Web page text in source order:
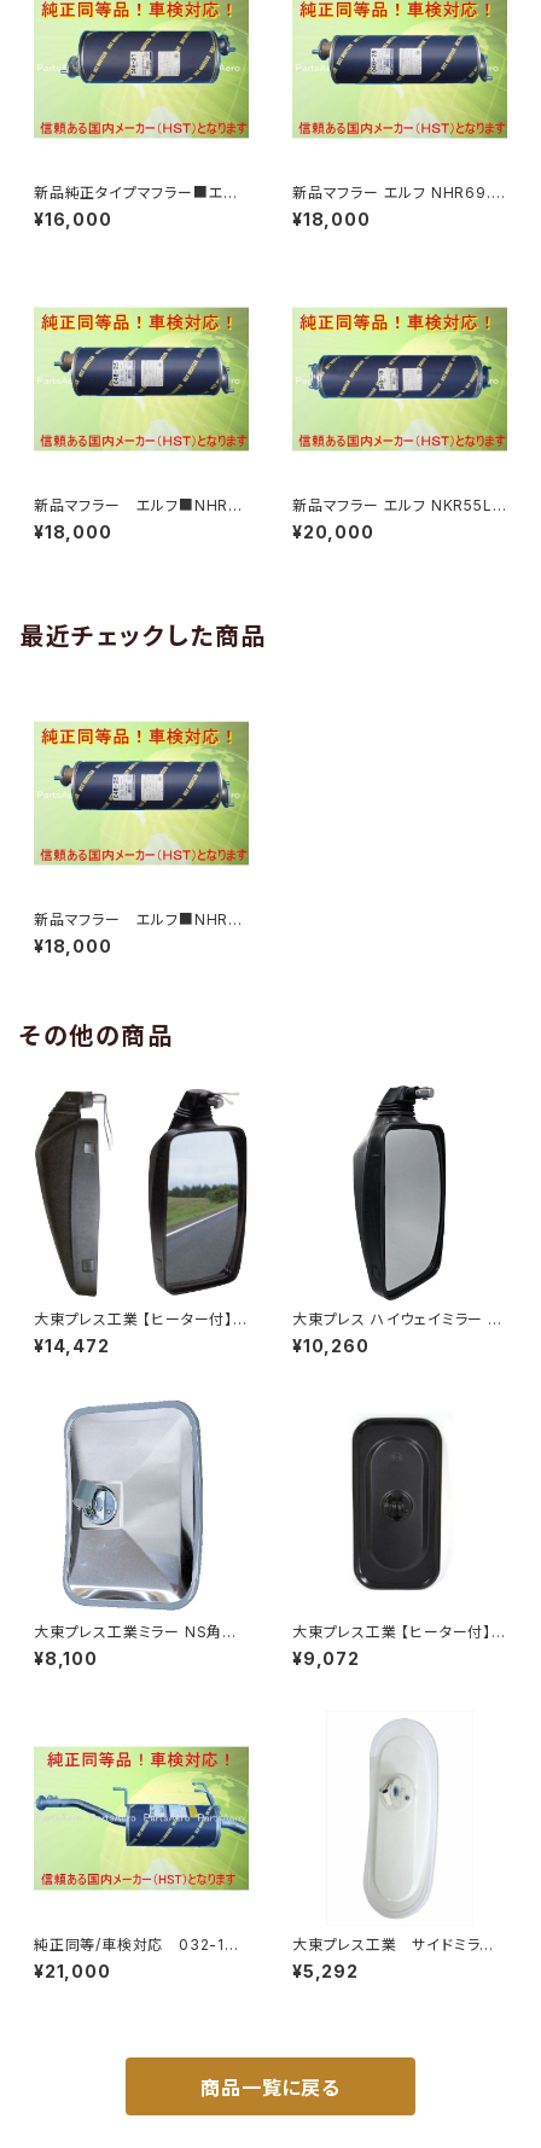
新品純正タイプマフラー■エル
フ NKR66E NKR66G 純正同
等/車検対応 046-21
¥16,000
新品マフラー エルフ NHR69.N
HS69.NKR69.WHR69，WKR
69 純正同等/車検対応046-25
¥18,000
新品マフラー エルフ■NHR6
9 NHS69 NKR69 WHR69 W
KR69 純正同等/車検対応046
¥18,000
新品マフラー エルフ NKR55L.
NKR69C.NKR69L.NKR69E
純正同等/車検対応046-18
¥20,000
最近チェックした商品
新品マフラー エルフ■NHR6
9 NHS69 NKR69 WHR69 W
KR69 純正同等/車検対応046
¥18,000
その他の商品
大東プレス工業 【ヒーター付】ハ
イウェイミラー ヒーター付 100
0R DI-5101CXY
¥14,472
大東プレス ハイウェイミラー R1
¥10,260
大東プレス工業ミラー NS角型
トレーラーﾐﾗｰ (SUS) L013 DI
-58SUS
¥8,100
大東プレス工業 【ヒーター付】サ
イドミラー/バックミラーJ08 DI
-7BZ
¥9,072
純正同等/車検対応 032-132
タウンエース ライトエース トラ
ック
¥21,000
大東プレス工業 サイドミラー/
バックミラーH400 小判 DI-
8 DI-8
¥5,292
商品一覧に戻る